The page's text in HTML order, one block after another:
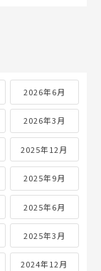
2026年6月
2026年3月
2025年12月
2025年9月
2025年6月
2025年3月
2024年12月